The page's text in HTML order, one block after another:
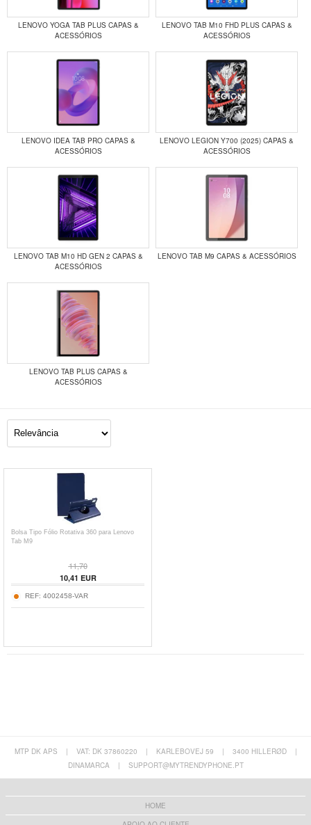
LENOVO YOGA TAB PLUS CAPAS &
ACESSÓRIOS
LENOVO TAB M10 FHD PLUS CAPAS &
ACESSÓRIOS
LENOVO IDEA TAB PRO CAPAS &
ACESSÓRIOS
LENOVO LEGION Y700 (2025) CAPAS &
ACESSÓRIOS
LENOVO TAB M10 HD GEN 2 CAPAS &
ACESSÓRIOS
LENOVO TAB M9 CAPAS & ACESSÓRIOS
LENOVO TAB PLUS CAPAS &
ACESSÓRIOS
Bolsa Tipo Fólio Rotativa 360 para Lenovo
Tab M9
11,70
10,41 EUR
REF: 4002458-VAR
MTP DK APS | VAT: DK 37860220 | KARLEBOVEJ 59 | 3400 HILLERØD
|
DINAMARCA
| SUPPORT@MYTRENDYPHONE.PT
HOME